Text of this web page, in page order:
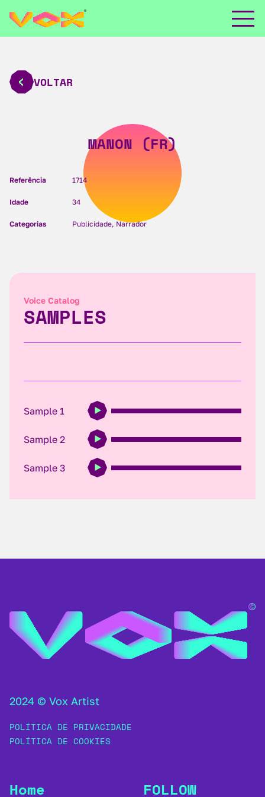
VOLTAR
MANON (FR)
Referência 1714
Idade 34
Categorias Publicidade, Narrador
Voice Catalog
SAMPLES
Sample 1
Sample 2
Sample 3
2024 © Vox Artist
POLÍTICA DE PRIVACIDADE
POLÍTICA DE COOKIES
Home FOLLOW